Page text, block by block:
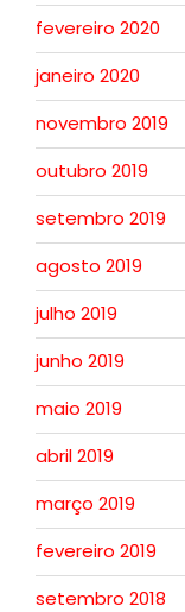
fevereiro 2020
janeiro 2020
novembro 2019
outubro 2019
setembro 2019
agosto 2019
julho 2019
junho 2019
maio 2019
abril 2019
março 2019
fevereiro 2019
setembro 2018